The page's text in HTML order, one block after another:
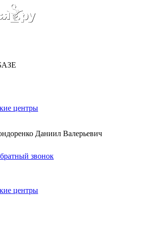
центры
Даниил Валерьевич
звонок
центры